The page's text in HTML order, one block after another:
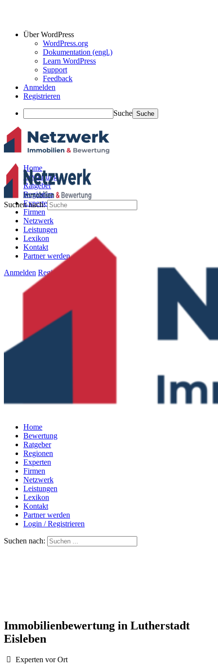
Über WordPress
WordPress.org
Dokumentation (engl.)
Learn WordPress
Support
Feedback
Anmelden
Registrieren
Suche
Home
Bewertung
Ratgeber
Regionen
Experten
Firmen
Netzwerk
Leistungen
Lexikon
Kontakt
Partner werden
Anmelden Registrieren
Suchen nach:
Home
Bewertung
Ratgeber
Regionen
Experten
Firmen
Netzwerk
Leistungen
Lexikon
Kontakt
Partner werden
Login / Registrieren
Suchen nach:
Immobilienbewertung in Lutherstadt
Eisleben
Experten vor Ort